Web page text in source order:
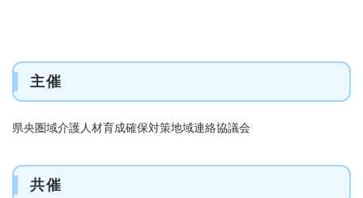
主催
県央圏域介護人材育成確保対策地域連絡協議会
共催